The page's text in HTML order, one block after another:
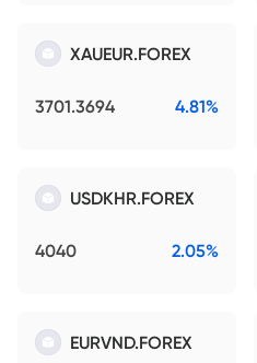
XAUEUR.FOREX
3701.3694 4.81%
USDKHR.FOREX
4040 2.05%
EURVND.FOREX